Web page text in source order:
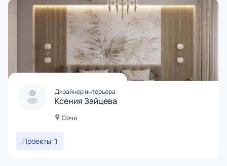
Дизайнер интерьера
Ксения Зайцева
Сочи
Проекты: 1